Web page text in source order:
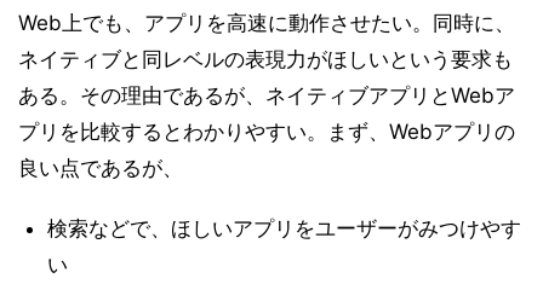
Web上でも、アプリを高速に動作させたい。同時に、
ネイティブと同レベルの表現力がほしいという要求も
ある。その理由であるが、ネイティブアプリとWebア
プリを比較するとわかりやすい。まず、Webアプリの
良い点であるが、
検索などで、ほしいアプリをユーザーがみつけやす
い